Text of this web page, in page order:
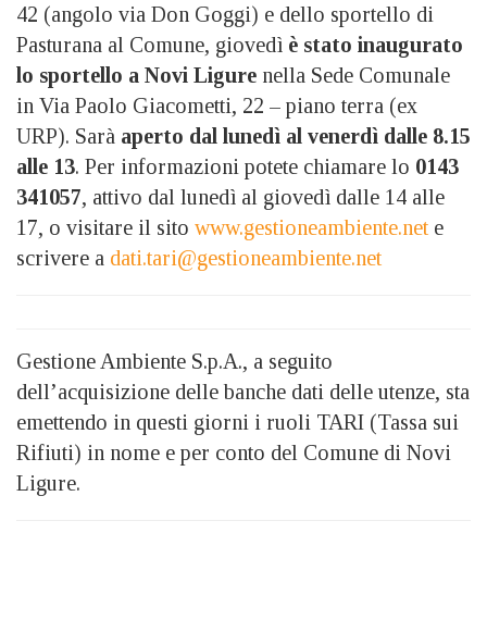
42 (angolo via Don Goggi) e dello sportello di
Pasturana al Comune, giovedì è stato inaugurato
lo sportello a Novi Ligure nella Sede Comunale
in Via Paolo Giacometti, 22 – piano terra (ex
URP). Sarà aperto dal lunedì al venerdì dalle 8.15
alle 13. Per informazioni potete chiamare lo 0143
341057, attivo dal lunedì al giovedì dalle 14 alle
17, o visitare il sito www.gestioneambiente.net e
scrivere a dati.tari@gestioneambiente.net
Gestione Ambiente S.p.A., a seguito
dell’acquisizione delle banche dati delle utenze, sta
emettendo in questi giorni i ruoli TARI (Tassa sui
Rifiuti) in nome e per conto del Comune di Novi
Ligure.